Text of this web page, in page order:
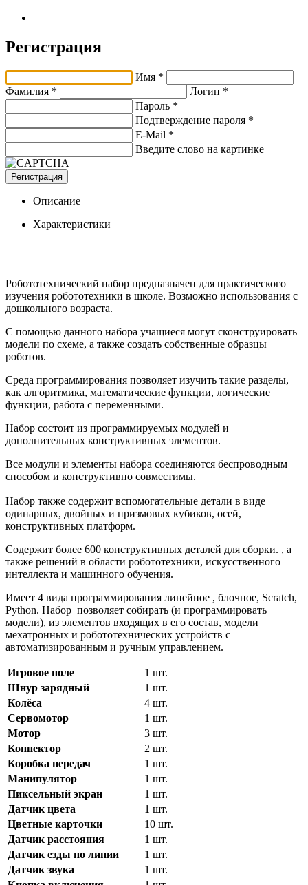
Регистрация
Имя *
Фамилия *
Логин *
Пароль *
Подтверждение пароля *
E-Mail *
Введите слово на картинке
Регистрация
Описание
Характеристики
Робототехнический набор предназначен для практического
изучения робототехники в школе. Возможно использования с
дошкольного возраста.
С помощью данного набора учащиеся могут сконструировать
модели по схеме, а также создать собственные образцы
роботов.
Среда программирования позволяет изучить такие разделы,
как алгоритмика, математические функции, логические
функции, работа с переменными.
Набор состоит из программируемых модулей и
дополнительных конструктивных элементов.
Все модули и элементы набора соединяются беспроводным
способом и конструктивно совместимы.
Набор также содержит вспомогательные детали в виде
одинарных, двойных и призмовых кубиков, осей,
конструктивных платформ.
Содержит более 600 конструктивных деталей для сборки. , а
также решений в области робототехники, искусственного
интеллекта и машинного обучения.
Имеет 4 вида программирования линейное , блочное, Scratch,
Python. Набор позволяет собирать (и программировать
модели), из элементов входящих в его состав, модели
мехатронных и робототехнических устройств с
автоматизированным и ручным управлением.
Игровое поле
1 шт.
Шнур зарядный
1 шт.
Колёса
4 шт.
Сервомотор
1 шт.
Мотор
3 шт.
Коннектор
2 шт.
Коробка передач
1 шт.
Манипулятор
1 шт.
Пиксельный экран
1 шт.
Датчик цвета
1 шт.
Цветные карточки
10 шт.
Датчик расстояния
1 шт.
Датчик езды по линии
1 шт.
Датчик звука
1 шт.